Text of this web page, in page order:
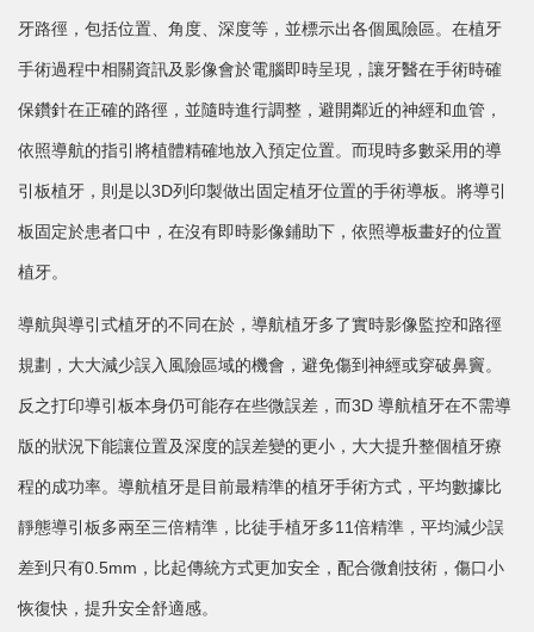
牙路徑，包括位置、角度、深度等，並標示出各個風險區。在植牙
手術過程中相關資訊及影像會於電腦即時呈現，讓牙醫在手術時確
保鑽針在正確的路徑，並隨時進行調整，避開鄰近的神經和血管，
依照導航的指引將植體精確地放入預定位置。而現時多數采用的導
引板植牙，則是以3D列印製做出固定植牙位置的手術導板。將導引
板固定於患者口中，在沒有即時影像鋪助下，依照導板畫好的位置
植牙。
導航與導引式植牙的不同在於，導航植牙多了實時影像監控和路徑
規劃，大大減少誤入風險區域的機會，避免傷到神經或穿破鼻竇。
反之打印導引板本身仍可能存在些微誤差，而3D 導航植牙在不需導
版的狀況下能讓位置及深度的誤差變的更小，大大提升整個植牙療
程的成功率。導航植牙是目前最精準的植牙手術方式，平均數據比
靜態導引板多兩至三倍精準，比徒手植牙多11倍精準，平均減少誤
差到只有0.5mm，比起傳統方式更加安全，配合微創技術，傷口小
恢復快，提升安全舒適感。